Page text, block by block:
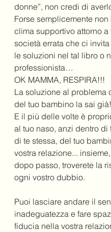
donne”, non credi di
Forse semplicemente non
clima supportivo attorno a
società errata che ci
le soluzioni nel tal libro o
professionista…
OK MAMMA, RESPIRA!!!
La soluzione al problema
del tuo bambino la sai già!
E il più delle volte è
al tuo naso, anzi dentro di
di te stessa, del tuo
vostra relazione...
dopo passo, troverete la
ogni vostro dubbio.
Puoi lasciare andare il
inadeguatezza e fare
fiducia nella vostra